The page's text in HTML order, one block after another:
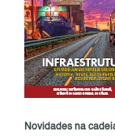
Novidades na